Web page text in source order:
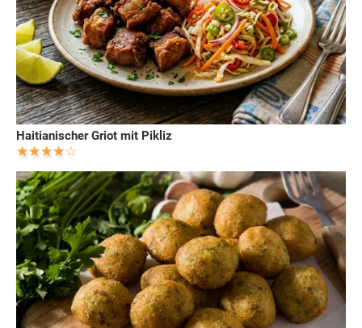
Haitianischer Griot mit Pikliz